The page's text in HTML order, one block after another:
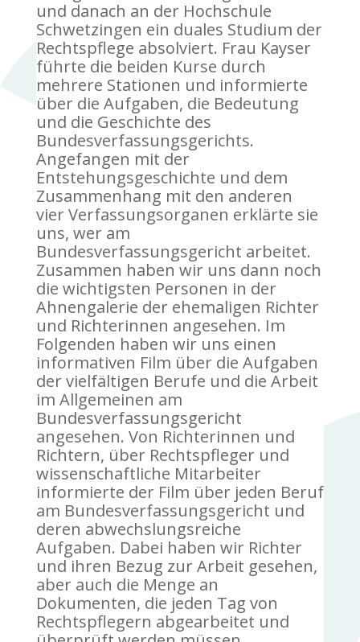
und danach an der Hochschule
Schwetzingen ein duales Studium der
Rechtspflege absolviert. Frau Kayser
führte die beiden Kurse durch
mehrere Stationen und informierte
über die Aufgaben, die Bedeutung
und die Geschichte des
Bundesverfassungsgerichts.
Angefangen mit der
Entstehungsgeschichte und dem
Zusammenhang mit den anderen
vier Verfassungsorganen erklärte sie
uns, wer am
Bundesverfassungsgericht arbeitet.
Zusammen haben wir uns dann noch
die wichtigsten Personen in der
Ahnengalerie der ehemaligen Richter
und Richterinnen angesehen. Im
Folgenden haben wir uns einen
informativen Film über die Aufgaben
der vielfältigen Berufe und die Arbeit
im Allgemeinen am
Bundesverfassungsgericht
angesehen. Von Richterinnen und
Richtern, über Rechtspfleger und
wissenschaftliche Mitarbeiter
informierte der Film über jeden Beruf
am Bundesverfassungsgericht und
deren abwechslungsreiche
Aufgaben. Dabei haben wir Richter
und ihren Bezug zur Arbeit gesehen,
aber auch die Menge an
Dokumenten, die jeden Tag von
Rechtspflegern abgearbeitet und